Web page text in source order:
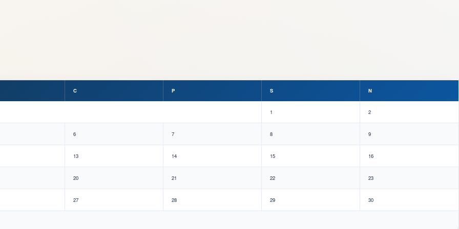
C P S N
1 2
6 7 8 9
13 14 15 16
20 21 22 23
27 28 29 30